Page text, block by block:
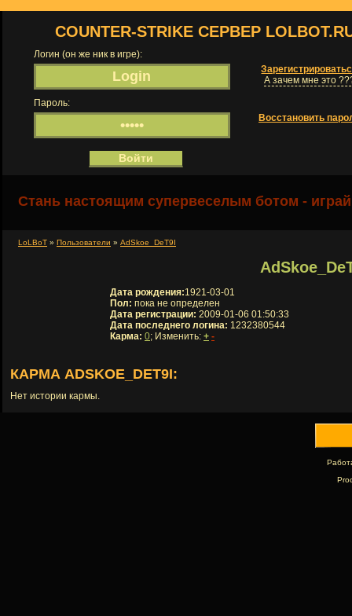
COUNTER-STRIKE СЕРВЕР
Логин (он же ник в игре):
А зачем мне это
Пароль:
Восстановить
Стань настоящим супервеселым ботом -
LoLBoT » Пользователи » AdSkoe_DeT9I
Дата рождения:1921-03-01
Пол: пока не определен
Дата регистрации: 2009-01-06 01:50:33
Дата последнего логина: 1232380544
Карма: 0; Изменить: + -
КАРМА ADSKOE_DET9I:
Нет истории кармы.